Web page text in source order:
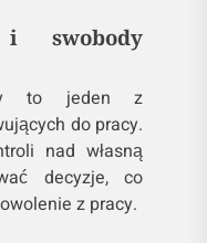
i swobody
to jeden z
do pracy.
nad własną
decyzje, co
z pracy.